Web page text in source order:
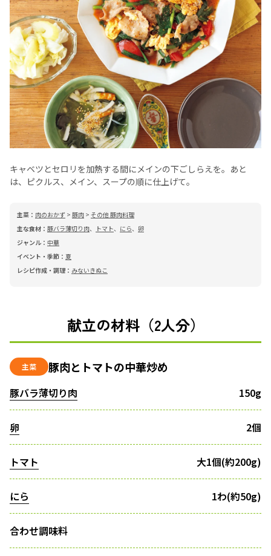
キャベツとセロリを加熱する間にメインの下ごしらえを。あと
は、ピクルス、メイン、スープの順に仕上げて。
主菜： 肉のおかず > 豚肉 > その他 豚肉料理
主な食材： 豚バラ薄切り肉、 トマト、 にら、 卵
ジャンル： 中華
イベント・季節： 夏
レシピ作成・調理： みないきぬこ
献立の材料（2人分）
主菜 豚肉とトマトの中華炒め
豚バラ薄切り肉 150g
卵 2個
トマト 大1個(約200g)
にら 1わ(約50g)
合わせ調味料